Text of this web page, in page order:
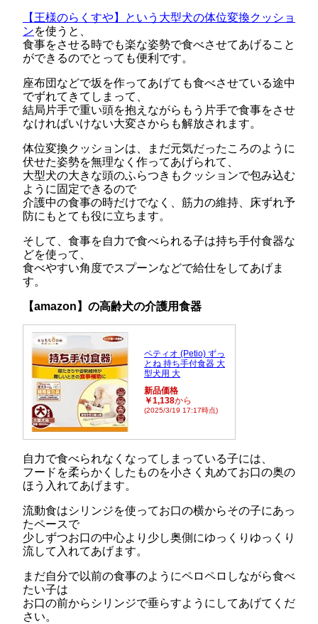
【王様のらくすや】という大型犬の体位変換クッショ
ンを使うと、
食事をさせる時でも楽な姿勢で食べさせてあげること
ができるのでとっても便利です。
座布団などで坂を作ってあげても食べさせている途中
でずれてきてしまって、
結局片手で重い頭を抱えながらもう片手で食事をさせ
なければいけない大変さからも解放されます。
体位変換クッションは、まだ元気だったころのように
伏せた姿勢を無理なく作ってあげられて、
大型犬の大きな頭のふらつきもクッションで包み込む
ように固定できるので
介護中の食事の時だけでなく、筋力の維持、床ずれ予
防にもとても役に立ちます。
そして、食事を自力で食べられる子は持ち手付食器な
どを使って、
食べやすい角度でスプーンなどで給仕をしてあげま
す。
【amazon】の高齢犬の介護用食器
ペティオ (Petio) ずっ
とね 持ち手付食器 大
型犬用 大
新品価格
￥1,138から
(2025/3/19 17:17時点)
自力で食べられなくなってしまっている子には、
フードを柔らかくしたものを小さく丸めてお口の奥の
ほう入れてあげます。
流動食はシリンジを使ってお口の横からその子にあっ
たペースで
少しずつお口の中心より少し奥側にゆっくりゆっくり
流して入れてあげます。
まだ自分で以前の食事のようにペロペロしながら食べ
たい子は
お口の前からシリンジで垂らすようにしてあげてくだ
さい。